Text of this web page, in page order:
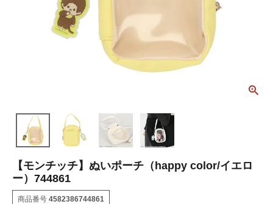
【モンチッチ】ぬいポーチ（happy color/イエロ
ー）744861
商品番号 4582386744861